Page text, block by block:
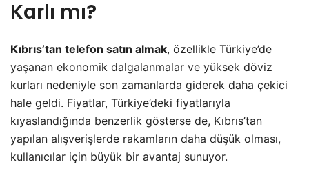
Karlı mı?
Kıbrıs’tan telefon satın almak, özellikle Türkiye’de
yaşanan ekonomik dalgalanmalar ve yüksek döviz
kurları nedeniyle son zamanlarda giderek daha çekici
hale geldi. Fiyatlar, Türkiye’deki fiyatlarıyla
kıyaslandığında benzerlik gösterse de, Kıbrıs’tan
yapılan alışverişlerde rakamların daha düşük olması,
kullanıcılar için büyük bir avantaj sunuyor.